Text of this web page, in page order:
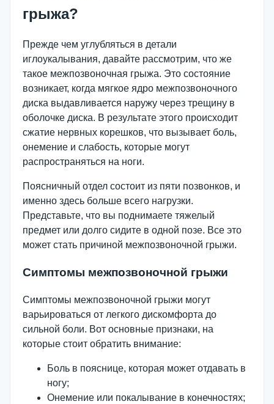
грыжа?
Прежде чем углубляться в детали
иглоукалывания, давайте рассмотрим, что же
такое межпозвоночная грыжа. Это состояние
возникает, когда мягкое ядро межпозвоночного
диска выдавливается наружу через трещину в
оболочке диска. В результате этого происходит
сжатие нервных корешков, что вызывает боль,
онемение и слабость, которые могут
распространяться на ноги.
Поясничный отдел состоит из пяти позвонков, и
именно здесь больше всего нагрузки.
Представьте, что вы поднимаете тяжелый
предмет или долго сидите в одной позе. Все это
может стать причиной межпозвоночной грыжи.
Симптомы межпозвоночной грыжи
Симптомы межпозвоночной грыжи могут
варьироваться от легкого дискомфорта до
сильной боли. Вот основные признаки, на
которые стоит обратить внимание:
Боль в пояснице, которая может отдавать в
ногу;
Онемение или покалывание в конечностях;